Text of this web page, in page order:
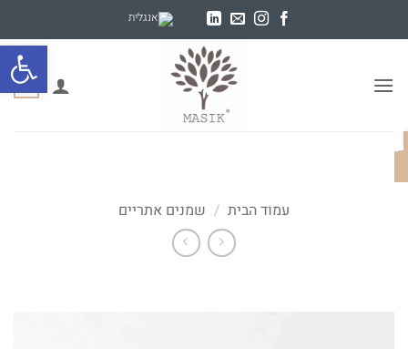
פתח
0
עמוד הבית / שמנים אתריים